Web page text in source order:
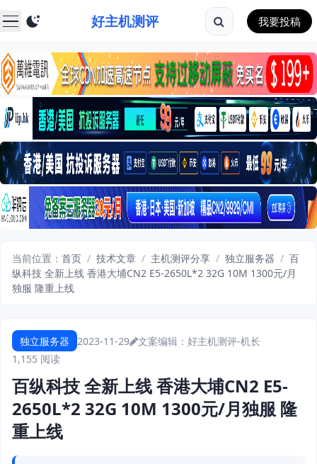
好主机测评 我要投稿
当前位置： 首页 / 技术文章 / 主机测评分享 / 独立服务器 / 百
纵科技 全新上线 香港大埔CN2 E5-2650L*2 32G 10M 1300元/月
独服 隆重上线
独立服务器 2023-11-29
文案编辑：好主机测评-机长
1,155 阅读
百纵科技 全新上线 香港大埔CN2 E5-
2650L*2 32G 10M 1300元/月独服 隆
重上线